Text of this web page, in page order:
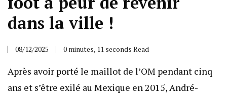
dans la ville !
08/12/2025 0 minutes, 11 seconds Read
Après avoir porté le maillot de l’OM pendant cinq
ans et s’être exilé au Mexique en 2015, André-